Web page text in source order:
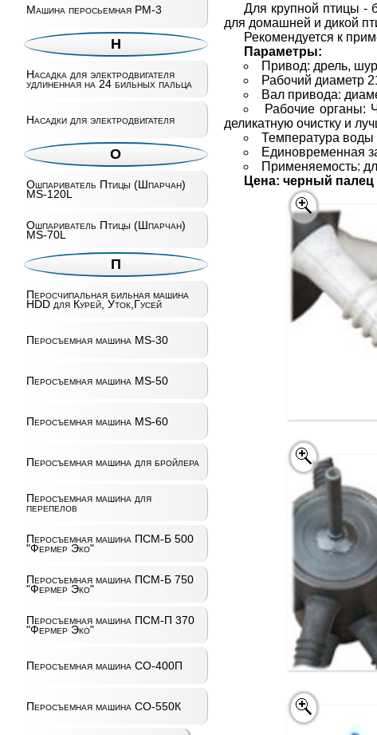
Машина перосьемная РМ-3
Н
Насадка для электродвигателя
удлиненная на 24 бильных пальца
Насадки для электродвигателя
О
Ошпариватель Птицы (Шпарчан)
MS-120L
Ошпариватель Птицы (Шпарчан)
MS-70L
П
Перосчипальная бильная машина
HDD для Курей, Уток,Гусей
Перосъемная машина MS-30
Перосъемная машина MS-50
Перосъемная машина MS-60
Перосъемная машина для бройлера
Перосъемная машина для
перепелов
Перосъемная машина ПСМ-Б 500
"Фермер Эко"
Перосъемная машина ПСМ-Б 750
"Фермер Эко"
Перосъемная машина ПСМ-П 370
"Фермер Эко"
Перосъемная машина СО-400П
Перосъемная машина СО-550К
Для крупной птицы -
для домашней и дикой
Рекомендуется к
Параметры:
Привод: дрель,
Рабочий диаметр
Вал привода:
Рабочие органы:
деликатную очистку и
Температура воды
Единовременная
Применяемость:
Цена: черный палец